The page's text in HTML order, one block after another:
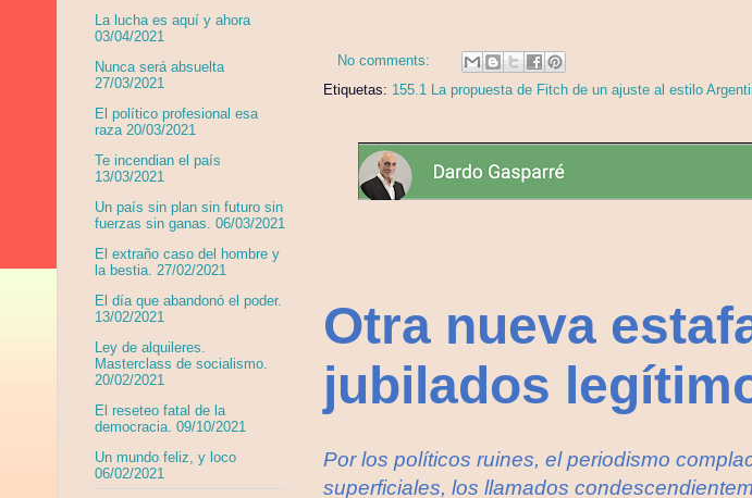
No comments:
Etiquetas: 155.1 La propuesta de Fitch de un ajuste al estilo
Otra nueva
jubilados
Por los políticos ruines, el periodismo
superficiales, los llamados
La lucha es aquí y ahora
03/04/2021
Nunca será absuelta
27/03/2021
El político profesional esa
raza 20/03/2021
Te incendian el país
13/03/2021
Un país sin plan sin futuro sin
fuerzas sin ganas. 06/03/2021
El extraño caso del hombre y
la bestia. 27/02/2021
El día que abandonó el poder.
13/02/2021
Ley de alquileres.
Masterclass de socialismo.
20/02/2021
El reseteo fatal de la
democracia. 09/10/2021
Un mundo feliz, y loco
06/02/2021